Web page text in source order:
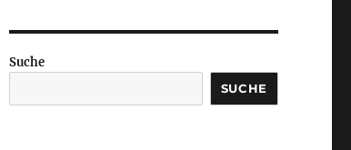
Suche
SUCHE